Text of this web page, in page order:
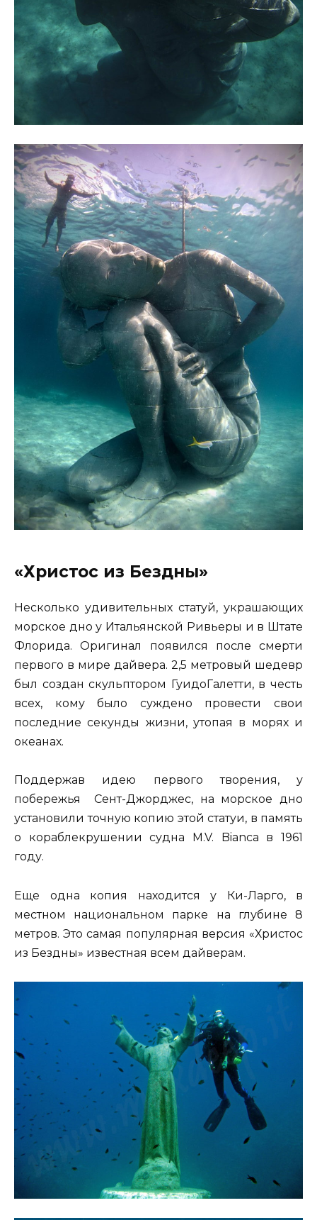
«Христос из Бездны»
Несколько удивительных статуй, украшающих
морское дно у Итальянской Ривьеры и в Штате
Флорида. Оригинал появился после смерти
первого в мире дайвера. 2,5 метровый шедевр
был создан скульптором ГуидоГалетти, в честь
всех, кому было суждено провести свои
последние секунды жизни, утопая в морях и
океанах.
Поддержав идею первого творения, у
побережья Сент-Джорджес, на морское дно
установили точную копию этой статуи, в память
о кораблекрушении судна M.V. Bianca в 1961
году.
Еще одна копия находится у Ки-Ларго, в
местном национальном парке на глубине 8
метров. Это самая популярная версия «Христос
из Бездны» известная всем дайверам.